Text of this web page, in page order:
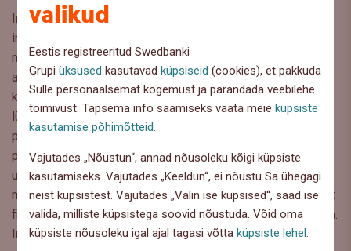
valikud
Eestis registreeritud Swedbanki
Grupiüksused kasutavadküpsiseid (cookies), et pakkuda
Sulle personaalsemat kogemust ja parandada veebilehe
toimivust. Täpsema info saamiseks vaata meieküpsiste
kasutamise põhimõtteid
Vajutades „Nõustun“, annad nõusoleku kõigi küpsiste
kasutamiseks. Vajutades „Keeldun“, ei nõustu Sa ühegagi
neist küpsistest. Vajutades „Valin ise küpsised“, saad ise
valida, milliste küpsistega soovid nõustuda. Võid oma
küpsiste nõusoleku igal ajal tagasi võttaküpsiste lehel
Investorid on pikalt kogenud olukorda, kus pikaajalised
intressimäärad on lühiajalistest kõrgemad. Normaalses
majandusolukorras peabki see nii olema, sest pikemaks
ajaks raha välja laenates nõuavad investorid selle eest
kõrgemat riskipreemiat. Täna elame aga maailmas, kus
lühiajalise laenu eest nõutakse kõrgemat intressi kui
pikaajalise laenu eest. Võlakirjade tulukõver on ümber
pööratud ning ajalooliselt on see olnud üks
usaldusväärsemaid indikaatoreid peagi saabuvast
majanduslangusest. Viimane ei tähenda aga ilmtingimata, et
finantsturgudel ei võiks asjad vaikselt juba paremaks minna.
Inflatsioonitempo pidurdumine ning eeskätt keskpankade